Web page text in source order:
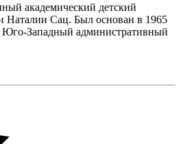
академический детский
Наталии Сац. Был основан в 1965
Юго-Западный административный